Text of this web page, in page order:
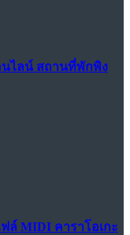
นไลน์ สถานที่พักพิง
ล์ MIDI คาราโอเกะ